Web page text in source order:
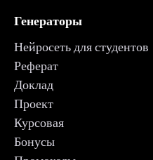
Генераторы
Нейросеть для студентов
Реферат
Доклад
Проект
Курсовая
Бонусы